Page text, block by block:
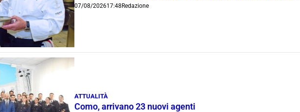
07/08/202617:48 Redazione
ATTUALITÀ
Como, arrivano 23 nuovi agenti